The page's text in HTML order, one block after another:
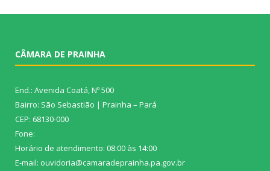
CÂMARA DE PRAINHA
End.: Avenida Coatá, Nº 500
Bairro: São Sebastião | Prainha – Pará
CEP: 68130-000
Fone:
Horário de atendimento: 08:00 às 14:00
E-mail: ouvidoria@camaradeprainha.pa.gov.br